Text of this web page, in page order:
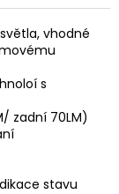
vhodné
s
zadní 70LM)
stavu